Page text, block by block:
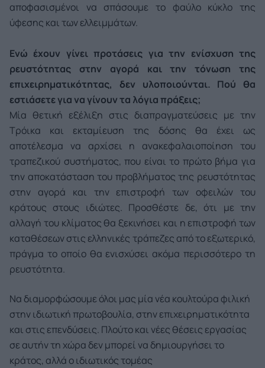
αποφασισμένοι να σπάσουμε το φαύλο κύκλο της
ύφεσης και των ελλειμμάτων.
Ενώ έχουν γίνει προτάσεις για την ενίσχυση της
ρευστότητας στην αγορά και την τόνωση της
επιχειρηματικότητας, δεν υλοποιούνται. Πού θα
εστιάσετε για να γίνουν τα λόγια πράξεις;
Μία θετική εξέλιξη στις διαπραγματεύσεις με την
Τρόικα και εκταμίευση της δόσης θα έχει ως
αποτέλεσμα να αρχίσει η ανακεφαλαιοποίηση του
τραπεζικού συστήματος, που είναι το πρώτο βήμα για
την αποκατάσταση του προβλήματος της ρευστότητας
στην αγορά και την επιστροφή των οφειλών του
κράτους στους ιδιώτες. Προσθέστε δε, ότι με την
αλλαγή του κλίματος θα ξεκινήσει και η επιστροφή των
καταθέσεων στις ελληνικές τράπεζες από το εξωτερικό,
πράγμα το οποίο θα ενισχύσει ακόμα περισσότερο τη
ρευστότητα.
Να διαμορφώσουμε όλοι μας μία νέα κουλτούρα φιλική
στην ιδιωτική πρωτοβουλία, στην επιχειρηματικότητα
και στις επενδύσεις. Πλούτο και νέες θέσεις εργασίας
σε αυτήν τη χώρα δεν μπορεί να δημιουργήσει το
κράτος, αλλά ο ιδιωτικός τομέας